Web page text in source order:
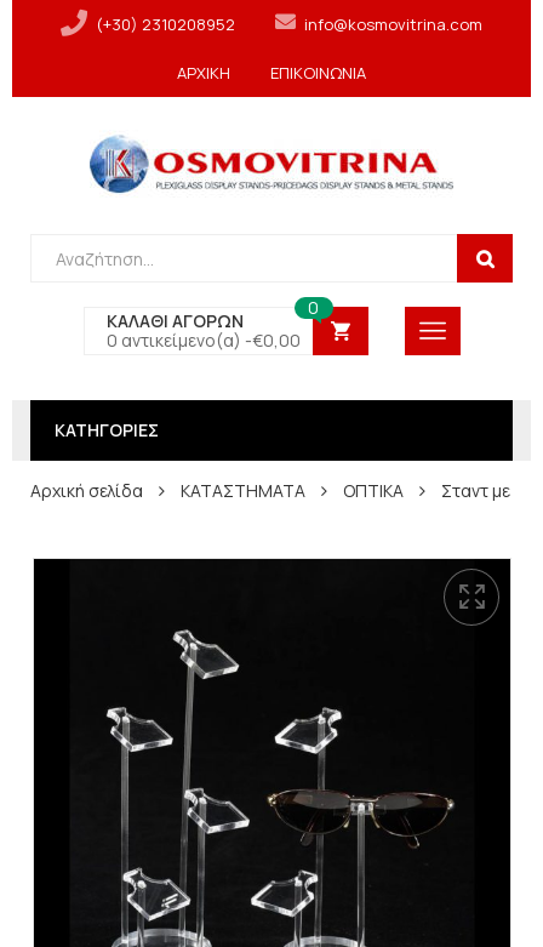
(+30) 2310208952 info@kosmovitrina.com
ΑΡΧΙΚΗ ΕΠΙΚΟΙΝΩΝΙΑ
ΚΑΛΑΘΙ ΑΓΟΡΩΝ
0 αντικείμενο(α) -€0,00
0
ΚΑΤΗΓΟΡΙΕΣ
Αρχική σελίδα ΚΑΤΑΣΤΗΜΑΤΑ ΟΠΤΙΚΑ Σταντ με